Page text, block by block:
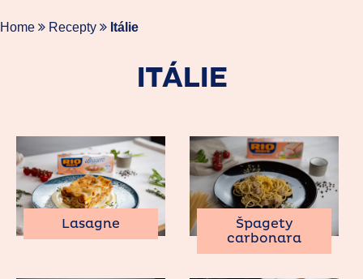
Home Recepty Itálie
ITÁLIE
Lasagne
Špagety
carbonara